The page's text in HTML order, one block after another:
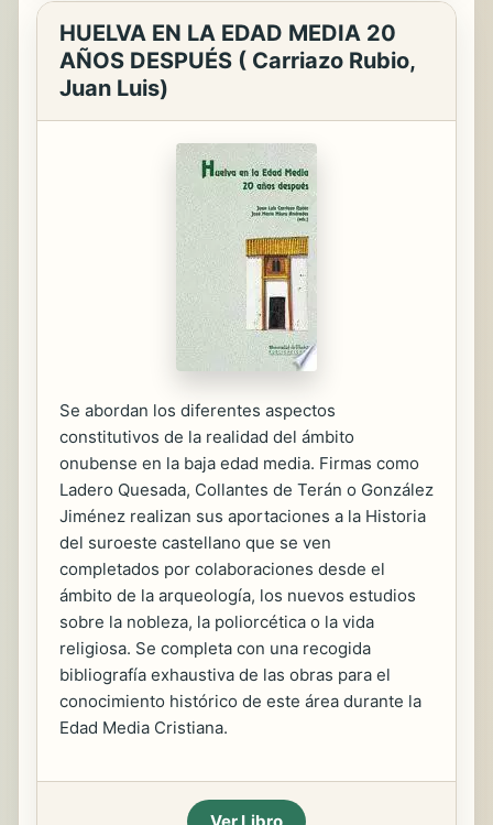
HUELVA EN LA EDAD MEDIA 20
AÑOS DESPUÉS ( Carriazo Rubio,
Juan Luis)
Se abordan los diferentes aspectos
constitutivos de la realidad del ámbito
onubense en la baja edad media. Firmas como
Ladero Quesada, Collantes de Terán o González
Jiménez realizan sus aportaciones a la Historia
del suroeste castellano que se ven
completados por colaboraciones desde el
ámbito de la arqueología, los nuevos estudios
sobre la nobleza, la poliorcética o la vida
religiosa. Se completa con una recogida
bibliografía exhaustiva de las obras para el
conocimiento histórico de este área durante la
Edad Media Cristiana.